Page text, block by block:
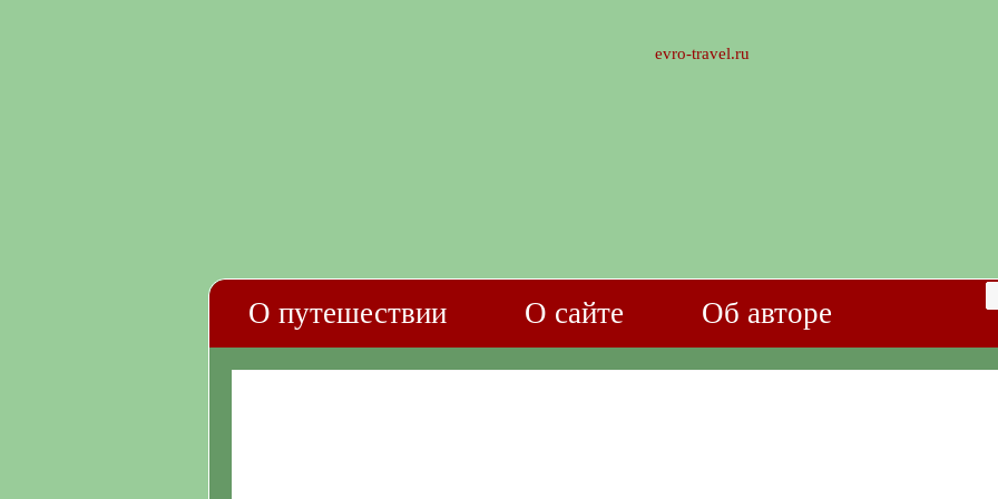
evro-travel.ru
О путешествии О сайте Об авторе